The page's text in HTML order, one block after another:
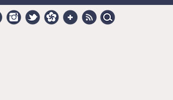
Search
for:
FacebookInstagramTwitter HellocotonGoogle +
RSS